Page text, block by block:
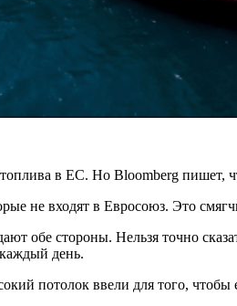
топлива в ЕС. Но Bloomberg
не входят в Евросоюз. Это
обе стороны. Нельзя точно
день.
потолок ввели для того, чтобы